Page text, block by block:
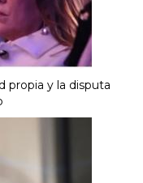
propia y la disputa